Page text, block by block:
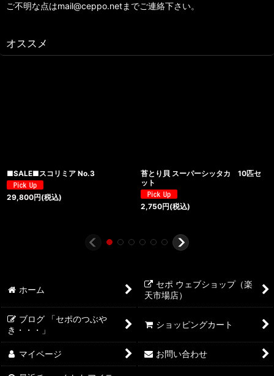
ご不明な点はmail@ceppo.netまでご連絡下さい。
オススメ
■SALE■スコリミア No.3
29,800円(税込)
苔とり貝 スーパーシッタカ 10匹セ
ット
2,750円(税込)
ホーム
セポ ウェブショップ（楽
天市場店）
ブログ 「セポのつぶや
き・・・」
ショッピングカート
マイページ お問い合わせ